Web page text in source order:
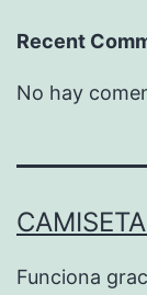
Recent
No hay
Funciona